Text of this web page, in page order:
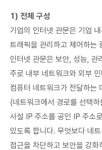
1) 전체 구성
기업의 인터넷 관문은 기업
트래픽을 관리하고 제어하는
인터넷 관문은 보안, 성능, 관
주로 내부 네트워크와 외부
컴퓨터 네트워크가 전달하는
(네트워크에서 경로를 선택
사설 IP 주소를 공인 IP 주소
있도록 합니다. 무엇보다 네
접근을 차단하고 보안을 강화